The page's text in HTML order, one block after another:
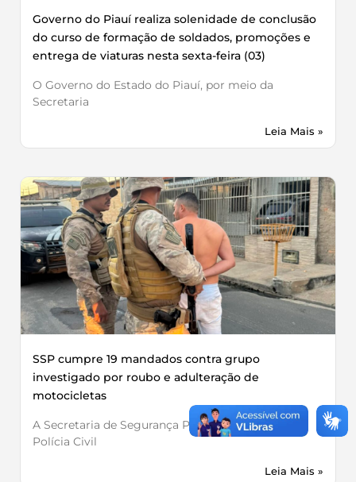
Governo do Piauí realiza solenidade de conclusão
do curso de formação de soldados, promoções e
entrega de viaturas nesta sexta-feira (03)
O Governo do Estado do Piauí, por meio da
Secretaria
Leia Mais »
SSP cumpre 19 mandados contra grupo
investigado por roubo e adulteração de
motocicletas
A Secretaria de Segurança Pública, por meio da
Polícia Civil
Leia Mais »